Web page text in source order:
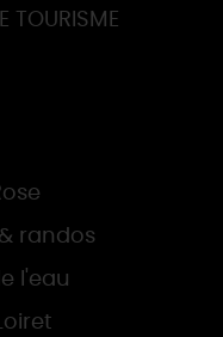
TOURISME
randos
l'eau